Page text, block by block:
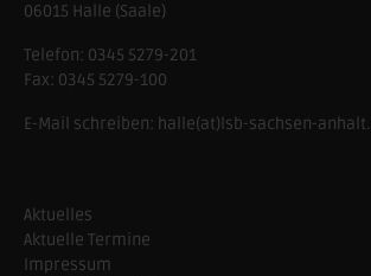
06015 Halle (Saale)
Telefon: 0345 5279-201
Fax: 0345 5279-100
E-Mail schreiben: halle(at)lsb-sachsen-
Aktuelles
Aktuelle Termine
Impressum